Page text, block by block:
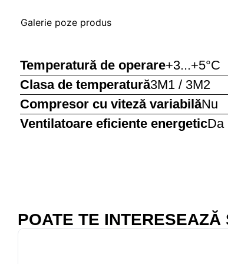
Galerie poze produs
Temperatură de operare+3...+5°C
Clasa de temperatură3M1 / 3M2
Compresor cu viteză variabilăNu
Ventilatoare eficiente energeticDa
POATE TE INTERESEAZĂ